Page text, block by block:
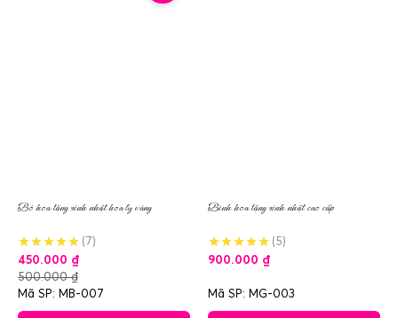
Bó hoa tặng sinh nhật hoa ly vàng
(7)
450.000 ₫
500.000₫
Mã SP: MB-007
Bình hoa tặng sinh nhật cao cấp
(5)
900.000 ₫
Mã SP: MG-003